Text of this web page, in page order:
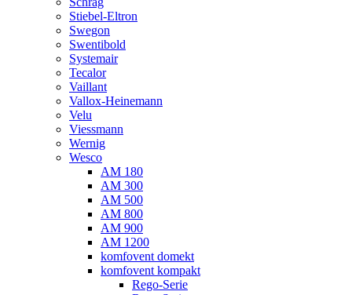
Stiebel-Eltron
Swegon
Swentibold
Systemair
Tecalor
Vaillant
Vallox-Heinemann
Velu
Viessmann
Wernig
Wesco
AM 180
AM 300
AM 500
AM 800
AM 900
AM 1200
komfovent domekt
komfovent kompakt
Rego-Serie